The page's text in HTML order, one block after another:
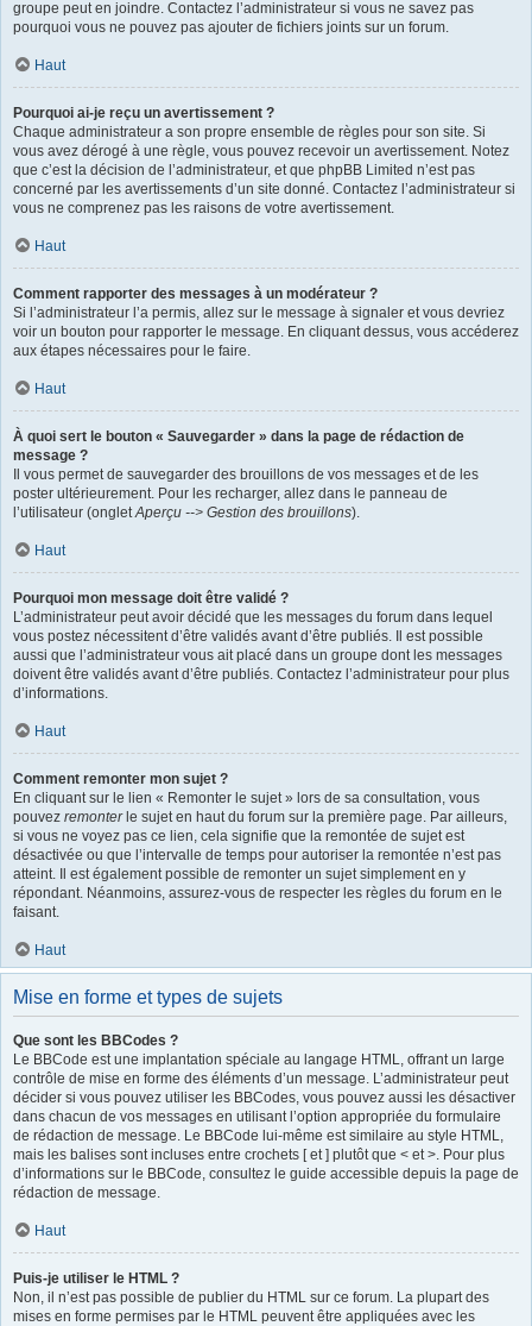
groupe peut en joindre. Contactez l’administrateur si vous ne savez pas
pourquoi vous ne pouvez pas ajouter de fichiers joints sur un forum.
Haut
Pourquoi ai-je reçu un avertissement ?
Chaque administrateur a son propre ensemble de règles pour son site. Si
vous avez dérogé à une règle, vous pouvez recevoir un avertissement. Notez
que c’est la décision de l’administrateur, et que phpBB Limited n’est pas
concerné par les avertissements d’un site donné. Contactez l’administrateur si
vous ne comprenez pas les raisons de votre avertissement.
Haut
Comment rapporter des messages à un modérateur ?
Si l’administrateur l’a permis, allez sur le message à signaler et vous devriez
voir un bouton pour rapporter le message. En cliquant dessus, vous accéderez
aux étapes nécessaires pour le faire.
Haut
À quoi sert le bouton « Sauvegarder » dans la page de rédaction de
message ?
Il vous permet de sauvegarder des brouillons de vos messages et de les
poster ultérieurement. Pour les recharger, allez dans le panneau de
l’utilisateur (ongletAperçu --> Gestion des brouillons).
Haut
Pourquoi mon message doit être validé ?
L’administrateur peut avoir décidé que les messages du forum dans lequel
vous postez nécessitent d’être validés avant d’être publiés. Il est possible
aussi que l’administrateur vous ait placé dans un groupe dont les messages
doivent être validés avant d’être publiés. Contactez l’administrateur pour plus
d’informations.
Haut
Comment remonter mon sujet ?
En cliquant sur le lien « Remonter le sujet » lors de sa consultation, vous
pouvez remonterle sujet en haut du forum sur la première page. Par ailleurs,
si vous ne voyez pas ce lien, cela signifie que la remontée de sujet est
désactivée ou que l’intervalle de temps pour autoriser la remontée n’est pas
atteint. Il est également possible de remonter un sujet simplement en y
répondant. Néanmoins, assurez-vous de respecter les règles du forum en le
faisant.
Haut
Mise en forme et types de sujets
Que sont les BBCodes ?
Le BBCode est une implantation spéciale au langage HTML, offrant un large
contrôle de mise en forme des éléments d’un message. L’administrateur peut
décider si vous pouvez utiliser les BBCodes, vous pouvez aussi les désactiver
dans chacun de vos messages en utilisant l’option appropriée du formulaire
de rédaction de message. Le BBCode lui-même est similaire au style HTML,
mais les balises sont incluses entre crochets [ et ] plutôt que < et >. Pour plus
d’informations sur le BBCode, consultez le guide accessible depuis la page de
rédaction de message.
Haut
Puis-je utiliser le HTML ?
Non, il n’est pas possible de publier du HTML sur ce forum. La plupart des
mises en forme permises par le HTML peuvent être appliquées avec les